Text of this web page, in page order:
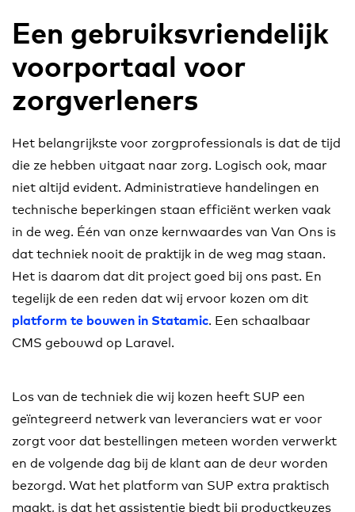
Een gebruiksvriendelijk
voorportaal voor
zorgverleners
Het belangrijkste voor zorgprofessionals is dat de tijd
die ze hebben uitgaat naar zorg. Logisch ook, maar
niet altijd evident. Administratieve handelingen en
technische beperkingen staan efficiënt werken vaak
in de weg. Één van onze kernwaardes van Van Ons is
dat techniek nooit de praktijk in de weg mag staan.
Het is daarom dat dit project goed bij ons past. En
tegelijk de een reden dat wij ervoor kozen om dit
platform te bouwen in Statamic. Een schaalbaar
CMS gebouwd op Laravel.
Los van de techniek die wij kozen heeft SUP een
geïntegreerd netwerk van leveranciers wat er voor
zorgt voor dat bestellingen meteen worden verwerkt
en de volgende dag bij de klant aan de deur worden
bezorgd. Wat het platform van SUP extra praktisch
maakt, is dat het assistentie biedt bij productkeuzes